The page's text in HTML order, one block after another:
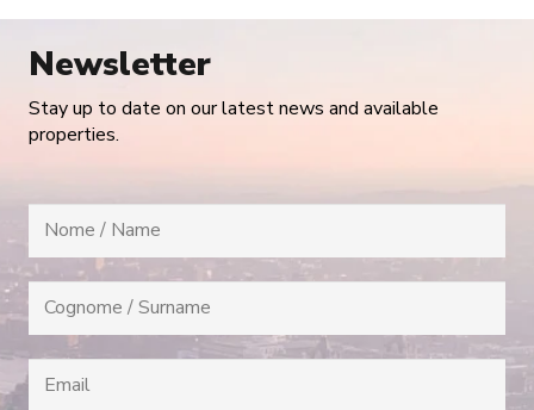
Newsletter
Stay up to date on our latest news and available
properties.